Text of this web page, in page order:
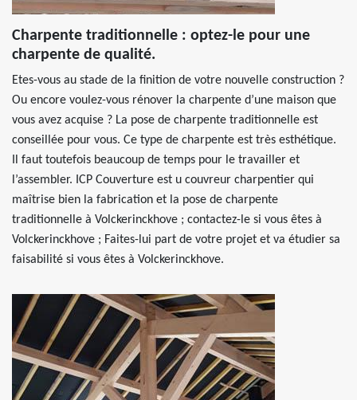
Charpente traditionnelle : optez-le pour une
charpente de qualité.
Etes-vous au stade de la finition de votre nouvelle construction ?
Ou encore voulez-vous rénover la charpente d’une maison que
vous avez acquise ? La pose de charpente traditionnelle est
conseillée pour vous. Ce type de charpente est très esthétique.
Il faut toutefois beaucoup de temps pour le travailler et
l’assembler. ICP Couverture est u couvreur charpentier qui
maîtrise bien la fabrication et la pose de charpente
traditionnelle à Volckerinckhove ; contactez-le si vous êtes à
Volckerinckhove ; Faites-lui part de votre projet et va étudier sa
faisabilité si vous êtes à Volckerinckhove.